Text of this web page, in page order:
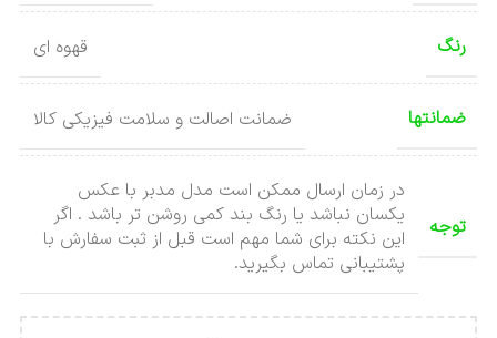
رنگ قهوه ای
ضمانتها ضمانت اصالت و سلامت فیزیکی کالا
توجه
در زمان ارسال ممکن است مدل مدبر با عکس
یکسان نباشد یا رنگ بند کمی روشن تر باشد . اگر
این نکته برای شما مهم است قبل از ثبت سفارش با
پشتیبانی تماس بگیرید.